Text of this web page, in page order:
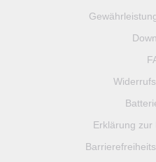
Erklärung zur